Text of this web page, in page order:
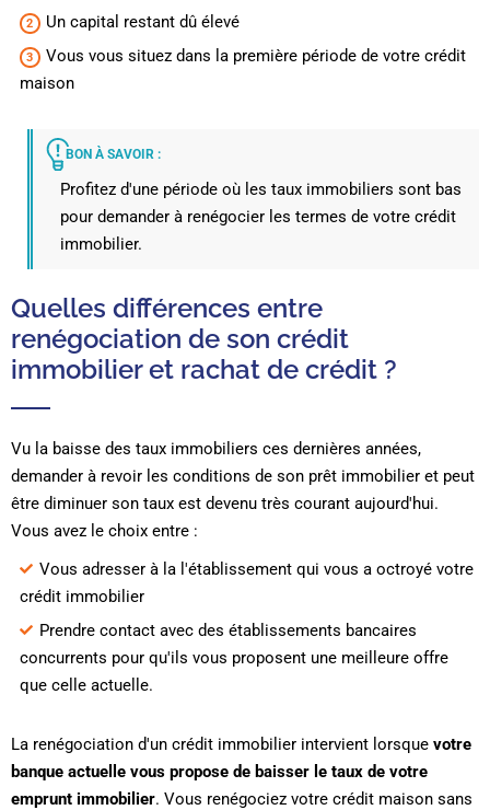
Un capital restant dû élevé
Vous vous situez dans la première période de votre crédit
maison
BON À SAVOIR :
Profitez d'une période où les taux immobiliers sont bas
pour demander à renégocier les termes de votre crédit
immobilier.
Quelles différences entre
renégociation de son crédit
immobilier et rachat de crédit ?
Vu la baisse des taux immobiliers ces dernières années,
demander à revoir les conditions de son prêt immobilier et peut
être diminuer son taux est devenu très courant aujourd'hui.
Vous avez le choix entre :
Vous adresser à la l'établissement qui vous a octroyé votre
crédit immobilier
Prendre contact avec des établissements bancaires
concurrents pour qu'ils vous proposent une meilleure offre
que celle actuelle.
La renégociation d'un crédit immobilier intervient lorsque votre
banque actuelle vous propose de baisser le taux de votre
emprunt immobilier. Vous renégociez votre crédit maison sans